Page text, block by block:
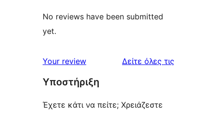
No reviews have been submitted
yet.
Your review Δείτε όλες τις
Υποστήριξη
Έχετε κάτι να πείτε; Χρειάζεστε